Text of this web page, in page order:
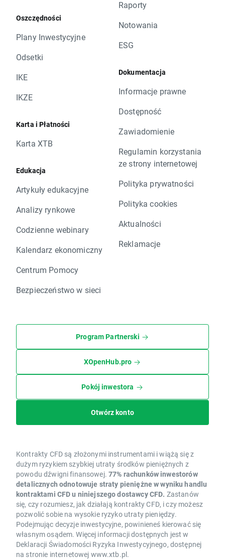
Oszczędności
Plany Inwestycyjne
Odsetki
IKE
IKZE
Karta i Płatności
Karta XTB
Edukacja
Artykuły edukacyjne
Analizy rynkowe
Codzienne webinary
Kalendarz ekonomiczny
Centrum Pomocy
Bezpieczeństwo w sieci
Raporty
Notowania
ESG
Dokumentacja
Informacje prawne
Dostępność
Zawiadomienie
Regulamin korzystania
ze strony internetowej
Polityka prywatności
Polityka cookies
Aktualności
Reklamacje
Program Partnerski
XOpenHub.pro
Pokój inwestora
Otwórz konto
Kontrakty CFD są złożonymi instrumentami i wiążą się z
dużym ryzykiem szybkiej utraty środków pieniężnych z
powodu dźwigni finansowej. 77% rachunków inwestorów
detalicznych odnotowuje straty pieniężne w wyniku handlu
kontraktami CFD u niniejszego dostawcy CFD. Zastanów
się, czy rozumiesz, jak działają kontrakty CFD, i czy możesz
pozwolić sobie na wysokie ryzyko utraty pieniędzy.
Podejmując decyzje inwestycyjne, powinieneś kierować się
własnym osądem. Więcej informacji dostępnych jest w
Deklaracji Świadomości Ryzyka Inwestycyjnego, dostępnej
na stronie internetowej www.xtb.pl.